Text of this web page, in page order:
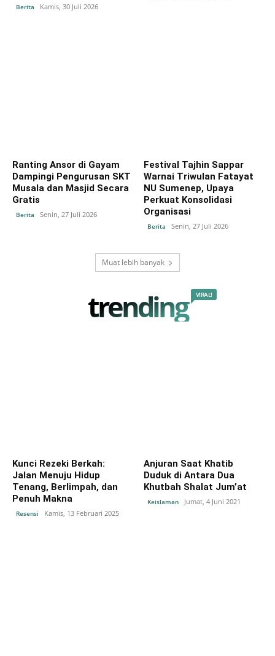
Berita Kamis, 30 Juli 2026
Ranting Ansor di Gayam
Dampingi Pengurusan SKT
Musala dan Masjid Secara
Gratis
Berita Senin, 27 Juli 2026
Festival Tajhin Sappar
Warnai Triwulan Fatayat
NU Sumenep, Upaya
Perkuat Konsolidasi
Organisasi
Berita Senin, 27 Juli 2026
Muat lebih banyak
trending VIRAL!
Kunci Rezeki Berkah:
Jalan Menuju Hidup
Tenang, Berlimpah, dan
Penuh Makna
Resensi Kamis, 13 Februari 2025
Anjuran Saat Khatib
Duduk di Antara Dua
Khutbah Shalat Jum’at
Keislaman Jumat, 4 Juni 2021